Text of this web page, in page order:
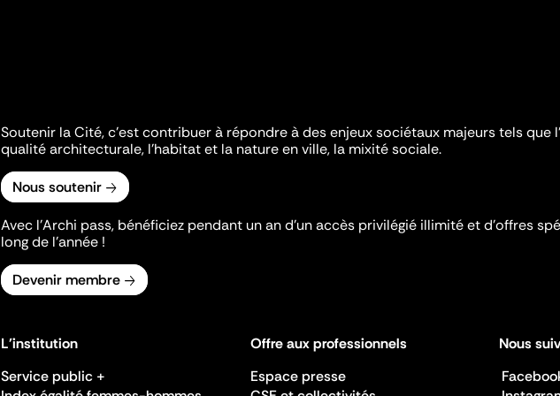
Soutenir la Cité, c'est contribuer à répondre à des enjeux sociétaux majeurs tels que
qualité architecturale, l'habitat et la nature en ville, la mixité sociale.
Nous soutenir
Avec l’Archi pass, bénéficiez pendant un an d’un accès privilégié illimité et d’offres
long de l’année !
Devenir membre
L'institution
Service public +
Offre aux professionnels
Espace presse
Nous